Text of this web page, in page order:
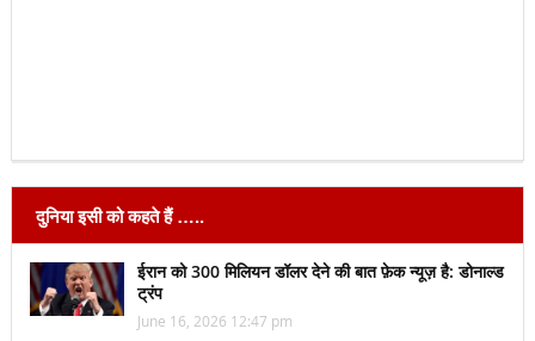
दुनिया इसी को कहते हैं …..
ईरान को 300 मिलियन डॉलर देने की बात फ़ेक न्यूज़ है: डोनाल्ड
ट्रंप
June 16, 2026 12:47 pm